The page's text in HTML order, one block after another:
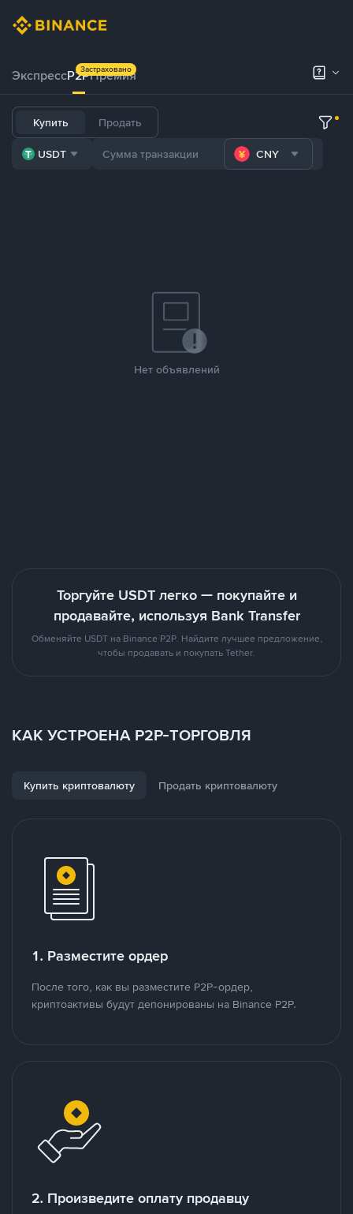
ЭкспрессP2PПремия
Застраховано
Купить Продать
USDT CNY
Нет объявлений
Торгуйте USDT легко — покупайте и
продавайте, используя Bank Transfer
Обменяйте USDT на Binance P2P. Найдите лучшее предложение,
чтобы продавать и покупать Tether.
КАК УСТРОЕНА P2P-ТОРГОВЛЯ
Купить криптовалюту Продать криптовалюту
1. Разместите ордер
После того, как вы разместите P2P-ордер,
криптоактивы будут депонированы на Binance P2P.
2. Произведите оплату продавцу